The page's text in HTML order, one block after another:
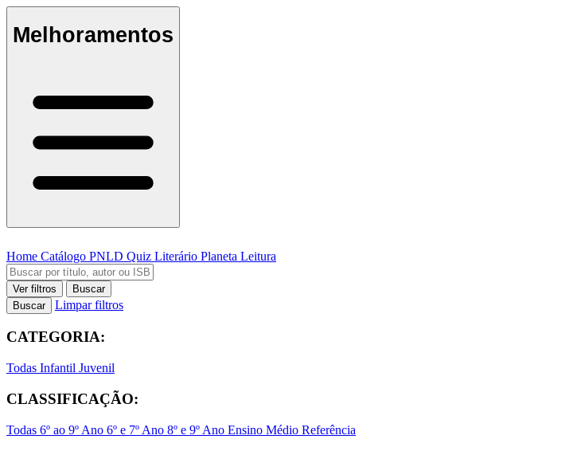
Melhoramentos
Home Catálogo PNLD Quiz Literário Planeta Leitura
Ver filtros
Buscar
Buscar
Limpar filtros
CATEGORIA:
Todas Infantil Juvenil
CLASSIFICAÇÃO:
Todas 6º ao 9º Ano 6º e 7º Ano 8º e 9º Ano Ensino Médio Referência